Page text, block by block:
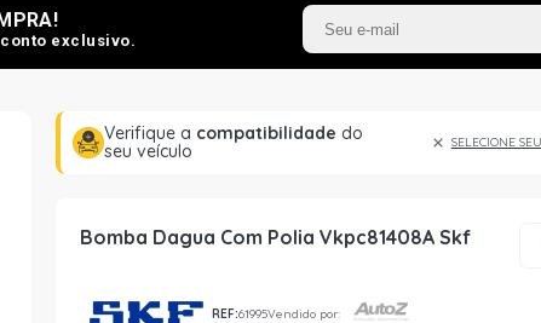
exclusivo.
Verifique a compatibilidade do
seu veículo
SELECIONE
Bomba Dagua Com Polia Vkpc81408A Skf
REF:61995Vendido por: